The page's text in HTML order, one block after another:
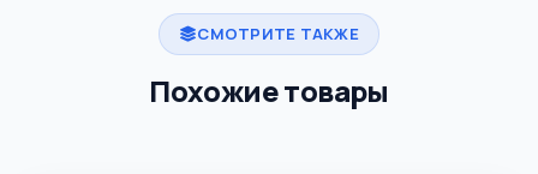
СМОТРИТЕ ТАКЖЕ
Похожие товары